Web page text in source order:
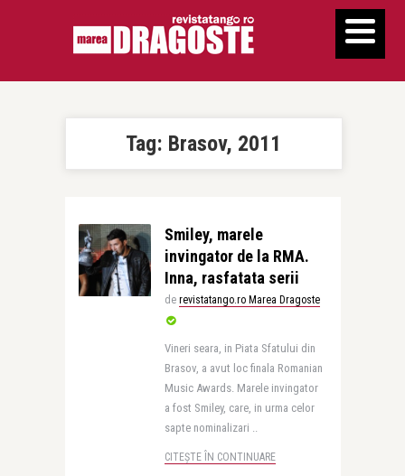
Tag: Brasov, 2011
Smiley, marele
invingator de la RMA.
Inna, rasfatata serii
de revistatango.ro Marea Dragoste
Vineri seara, in Piata Sfatului din
Brasov, a avut loc finala Romanian
Music Awards. Marele invingator
a fost Smiley, care, in urma celor
sapte nominalizari ..
CITEȘTE ÎN CONTINUARE